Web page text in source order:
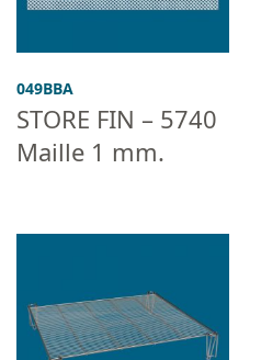
049BBA
STORE FIN – 5740
Maille 1 mm.